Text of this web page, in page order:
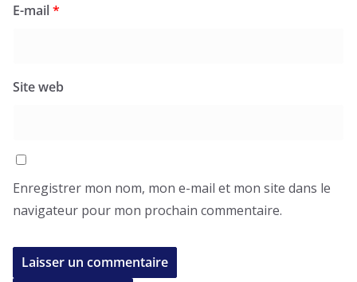
E-mail*
Site web
Enregistrer mon nom, mon e-mail et mon site dans le
navigateur pour mon prochain commentaire.